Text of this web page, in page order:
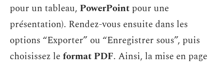
pour un tableau, PowerPoint pour une
présentation). Rendez-vous ensuite dans les
options “Exporter” ou “Enregistrer sous”, puis
choisissez leformat PDF. Ainsi, la mise en page